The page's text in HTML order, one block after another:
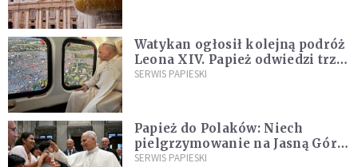
Watykan ogłosił kolejną podróż
Leona XIV. Papież odwiedzi trzy
kraje Ameryki Południowej
SERWIS PAPIESKI
Papież do Polaków: Niech
pielgrzymowanie na Jasną Górę
umocni wiarę i nadzieję
SERWIS PAPIESKI